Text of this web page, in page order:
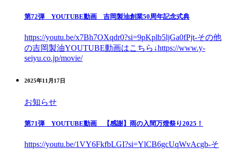
第72弾 YOUTUBE動画 吉岡製油創業50周年記念式典
https://youtu.be/x7Bh7OXqdr0?si=9pKplb5ljGa0fPjt-その他
の吉岡製油YOUTUBE動画はこちら↓https://www.y-
seiyu.co.jp/movie/
2025年11月17日
お知らせ
第71弾 YOUTUBE動画 【感謝】雨の入間万燈祭り2025！
https://youtu.be/1VY6FkfbLGI?si=YlCB6gcUqWvAcgb-そ